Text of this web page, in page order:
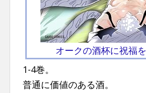
オークの酒杯に祝福を
1-4巻。
普通に価値のある酒。